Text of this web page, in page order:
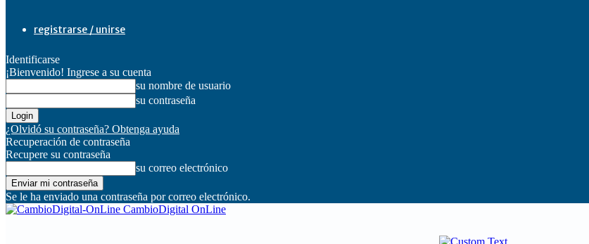
registrarse / unirse
Identificarse
¡Bienvenido! Ingrese a su cuenta
su nombre de usuario
su contraseña
¿Olvidó su contraseña? Obtenga ayuda
Recuperación de contraseña
Recupere su contraseña
su correo electrónico
Se le ha enviado una contraseña por correo electrónico.
CambioDigital OnLine